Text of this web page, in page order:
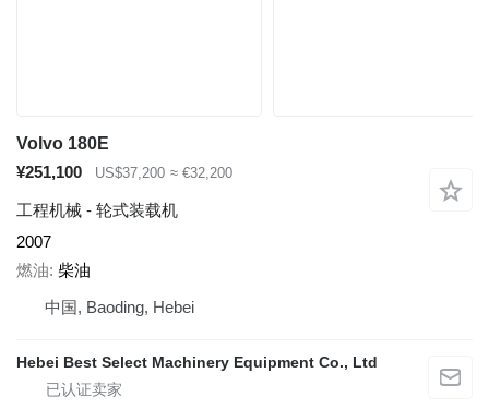
Volvo 180E
¥251,100
US$37,200 ≈ €32,200
工程机械 - 轮式装载机
2007
燃油 柴油
中国, Baoding, Hebei
Hebei Best Select Machinery Equipment Co., Ltd